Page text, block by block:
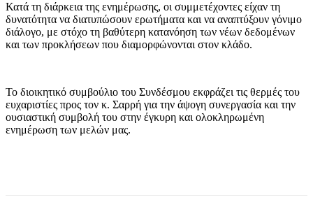
Κατά τη διάρκεια της ενημέρωσης, οι συμμετέχοντες είχαν τη
δυνατότητα να διατυπώσουν ερωτήματα και να αναπτύξουν γόνιμο
διάλογο, με στόχο τη βαθύτερη κατανόηση των νέων δεδομένων
και των προκλήσεων που διαμορφώνονται στον κλάδο.
Το διοικητικό συμβούλιο του Συνδέσμου εκφράζει τις θερμές του
ευχαριστίες προς τον κ. Σαρρή για την άψογη συνεργασία και την
ουσιαστική συμβολή του στην έγκυρη και ολοκληρωμένη
ενημέρωση των μελών μας.